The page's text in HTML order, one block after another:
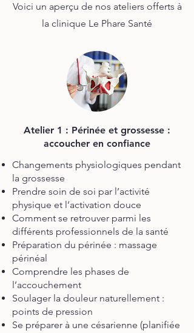
Voici un aperçu de nos ateliers offerts à
la clinique Le Phare Santé
Atelier 1 : Périnée et grossesse :
accoucher en confiance
Changements physiologiques pendant
la grossesse
Prendre soin de soi par l’activité
physique et l’activation douce
Comment se retrouver parmi les
différents professionnels de la santé
Préparation du périnée : massage
périnéal
Comprendre les phases de
l’accouchement
Soulager la douleur naturellement :
points de pression
Se préparer à une césarienne (planifiée